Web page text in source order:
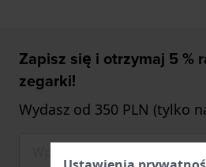
Zapisz się i otrzymaj 5 %
zegarki!
Wydasz od 350 PLN (tylko